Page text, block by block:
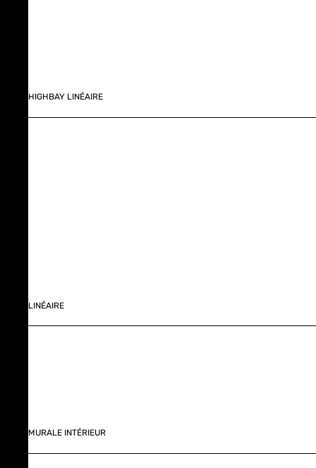
HIGHBAY LINÉAIRE
LINÉAIRE
MURALE INTÉRIEUR